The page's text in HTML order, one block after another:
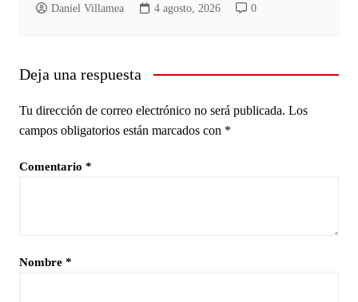
Daniel Villamea 4 agosto, 2026 0
Deja una respuesta
Tu dirección de correo electrónico no será publicada. Los
campos obligatorios están marcados con *
Comentario *
Nombre *